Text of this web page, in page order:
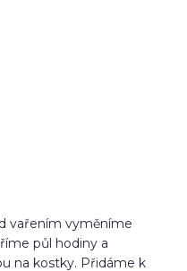
vařením vyměníme
půl hodiny a
na kostky. Přidáme k